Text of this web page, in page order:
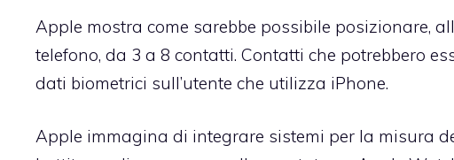
Apple mostra come sarebbe possibile posizionare,
telefono, da 3 a 8 contatti. Contatti che potrebbero
dati biometrici sull’utente che utilizza iPhone.
Apple immagina di integrare sistemi per la misura